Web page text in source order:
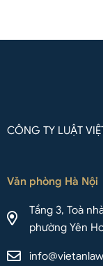
CÔNG TY LUẬT
Văn phòng Hà Nội
Tầng 3, Toà
phường Yên